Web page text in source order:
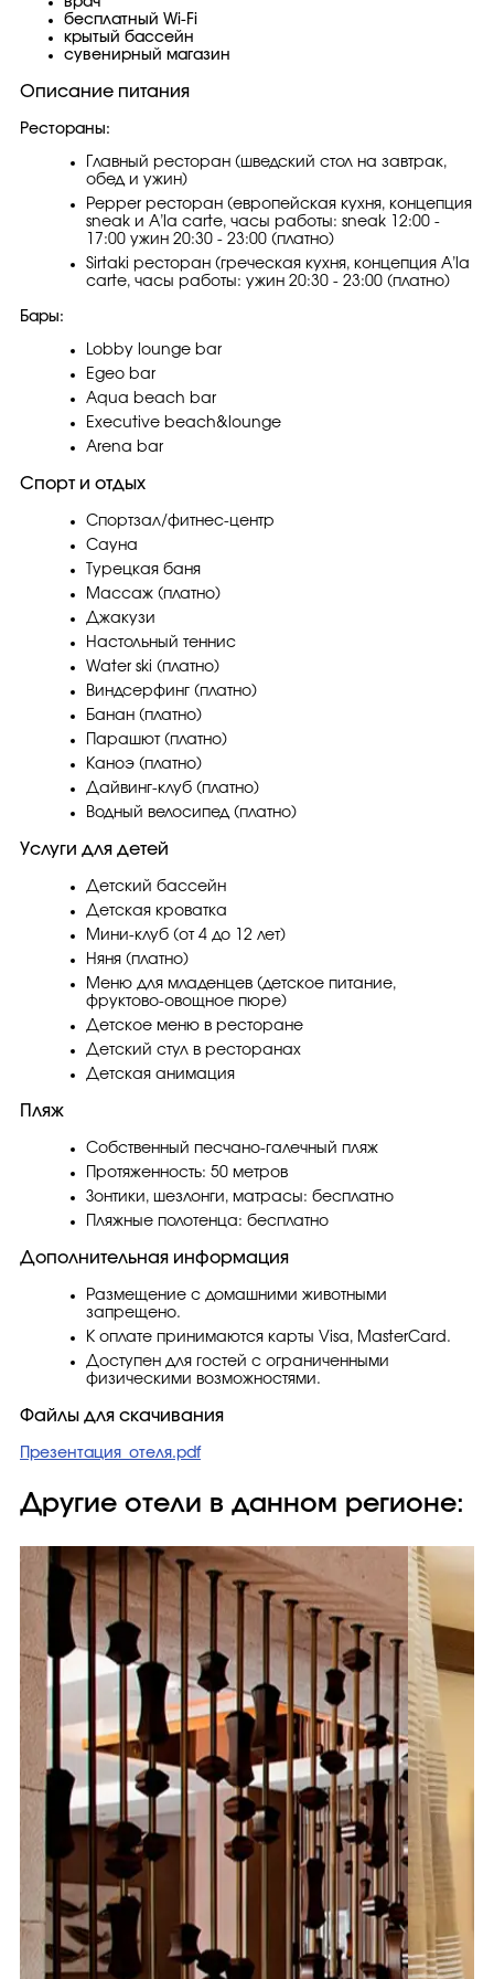
бесплатный Wi-Fi
крытый бассейн
сувенирный магазин
Описание питания
Рестораны:
Главный ресторан (шведский стол на завтрак,
обед и ужин)
Pepper ресторан (европейская кухня, концепция
sneak и A’la carte, часы работы: sneak 12:00 -
17:00 ужин 20:30 - 23:00 (платно)
Sirtaki ресторан (греческая кухня, концепция A’la
carte, часы работы: ужин 20:30 - 23:00 (платно)
Бары:
Lobby lounge bar
Egeo bar
Aqua beach bar
Executive beach&lounge
Arena bar
Спорт и отдых
Спортзал/фитнес-центр
Сауна
Турецкая баня
Массаж (платно)
Джакузи
Настольный теннис
Water ski (платно)
Виндсерфинг (платно)
Банан (платно)
Парашют (платно)
Каноэ (платно)
Дайвинг-клуб (платно)
Водный велосипед (платно)
Услуги для детей
Детский бассейн
Детская кроватка
Мини-клуб (от 4 до 12 лет)
Няня (платно)
Меню для младенцев (детское питание,
фруктово-овощное пюре)
Детское меню в ресторане
Детский стул в ресторанах
Детская анимация
Пляж
Собственный песчано-галечный пляж
Протяженность: 50 метров
Зонтики, шезлонги, матрасы: бесплатно
Пляжные полотенца: бесплатно
Дополнительная информация
Размещение с домашними животными
запрещено.
К оплате принимаются карты Visa, MasterCard.
Доступен для гостей с ограниченными
физическими возможностями.
Файлы для скачивания
Презентация_отеля.pdf
Другие отели в данном регионе: